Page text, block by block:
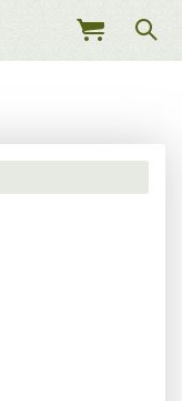
MEU